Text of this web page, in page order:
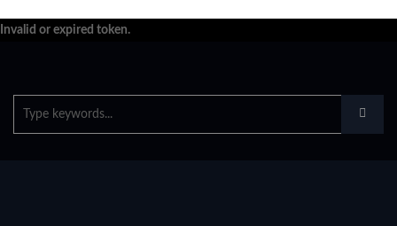
Invalid or expired token.